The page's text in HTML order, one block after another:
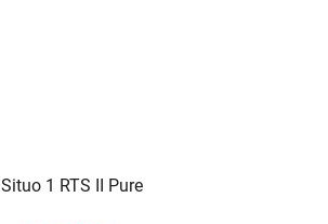
Situo 1 RTS II Pure